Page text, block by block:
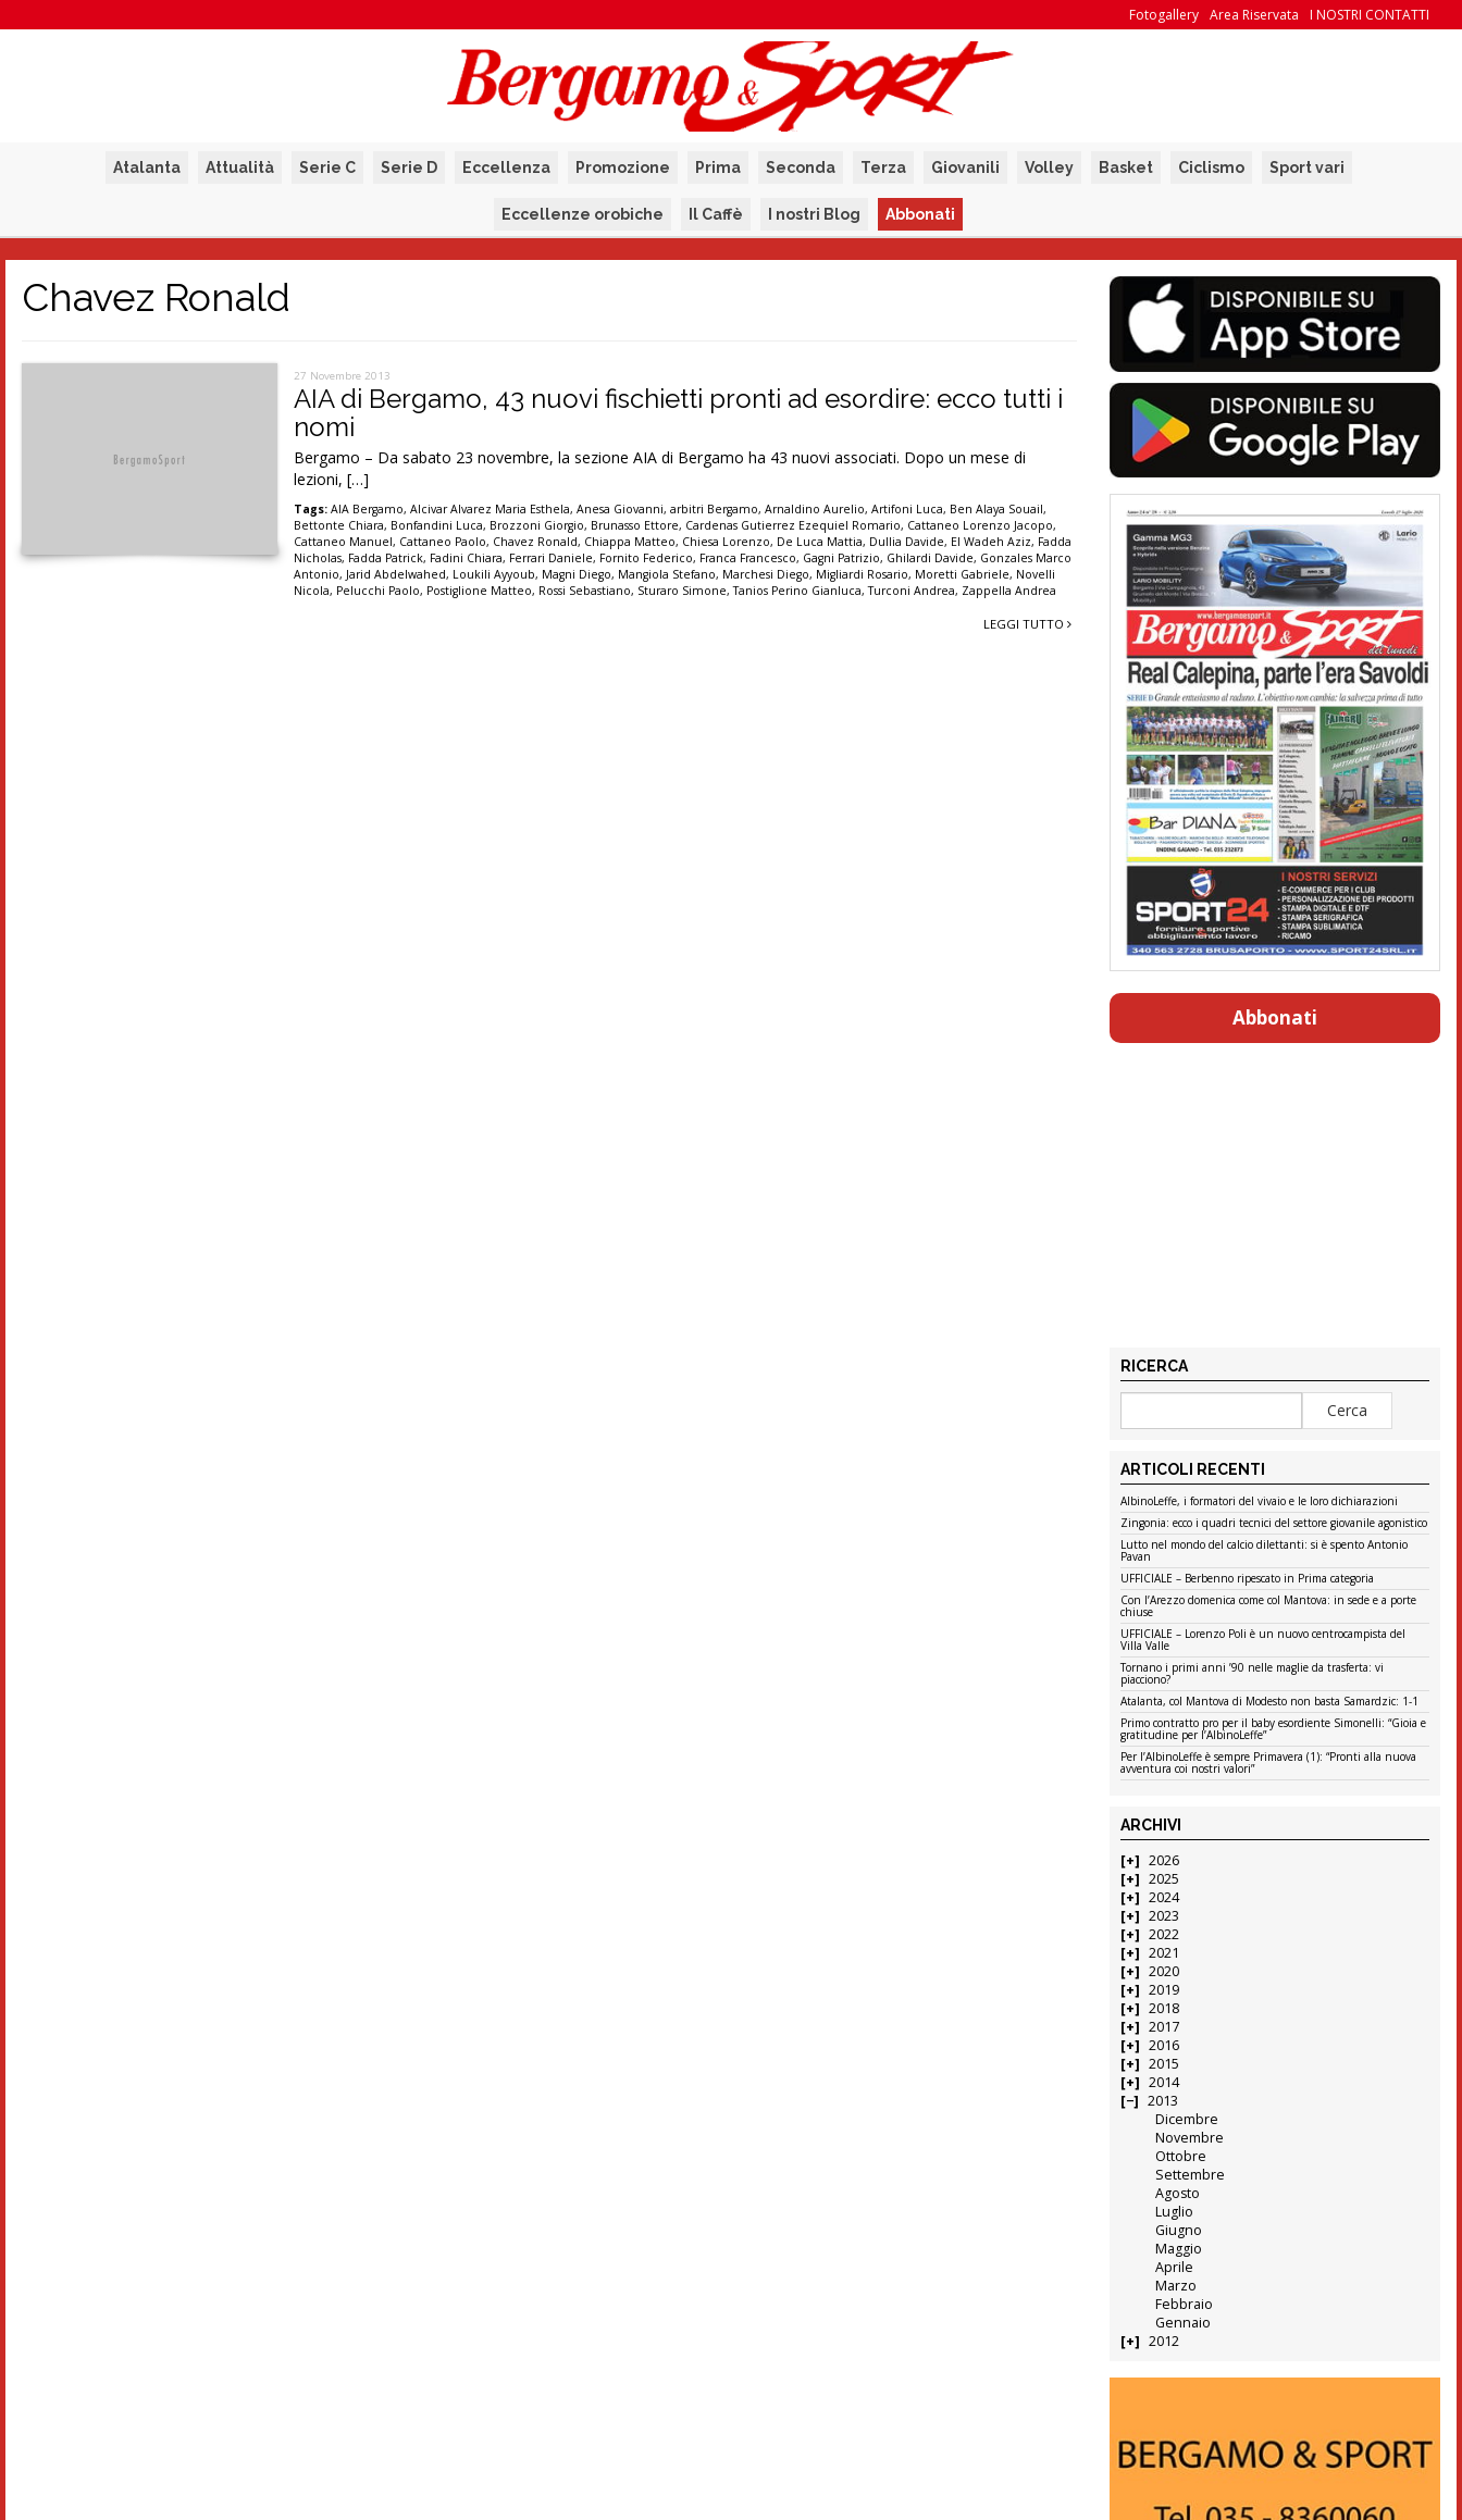
I NOSTRI CONTATTI
Area Riservata
Fotogallery
Atalanta Attualità Serie C Serie D Eccellenza Promozione Prima Seconda Terza Giovanili Volley Basket Ciclismo Sport vari
Eccellenze orobiche Il Caffè I nostri Blog Abbonati
Chavez Ronald
27 Novembre 2013
AIA di Bergamo, 43 nuovi fischietti pronti ad esordire: ecco tutti i
nomi
Bergamo – Da sabato 23 novembre, la sezione AIA di Bergamo ha 43 nuovi associati. Dopo un mese di
lezioni, […]
Tags: AIA Bergamo,Alcivar Alvarez Maria Esthela,Anesa Giovanni,arbitri Bergamo,Arnaldino Aurelio,Artifoni Luca, Ben Alaya Souail,
Bettonte Chiara, Bonfandini Luca, Brozzoni Giorgio, Brunasso Ettore, Cardenas Gutierrez Ezequiel Romario, Cattaneo Lorenzo Jacopo,
Cattaneo Manuel, Cattaneo Paolo, Chavez Ronald, Chiappa Matteo, Chiesa Lorenzo, De Luca Mattia, Dullia Davide, El Wadeh Aziz, Fadda
Nicholas, Fadda Patrick, Fadini Chiara, Ferrari Daniele, Fornito Federico, Franca Francesco, Gagni Patrizio, Ghilardi Davide, Gonzales Marco
Antonio, Jarid Abdelwahed, Loukili Ayyoub, Magni Diego, Mangiola Stefano, Marchesi Diego, Migliardi Rosario, Moretti Gabriele, Novelli
Nicola, Pelucchi Paolo, Postiglione Matteo, Rossi Sebastiano, Sturaro Simone,Tanios Perino Gianluca,Turconi Andrea, Zappella Andrea
LEGGI TUTTO
Abbonati
RICERCA
ARTICOLI RECENTI
AlbinoLeffe, i formatori del vivaio e le loro dichiarazioni
Zingonia: ecco i quadri tecnici del settore giovanile agonistico
Lutto nel mondo del calcio dilettanti: si è spento Antonio
Pavan
UFFICIALE – Berbenno ripescato in Prima categoria
Con l’Arezzo domenica come col Mantova: in sede e a porte
chiuse
UFFICIALE – Lorenzo Poli è un nuovo centrocampista del
Villa Valle
Tornano i primi anni ’90 nelle maglie da trasferta: vi
piacciono?
Atalanta, col Mantova di Modesto non basta Samardzic: 1-1
Primo contratto pro per il baby esordiente Simonelli: “Gioia e
gratitudine per l’AlbinoLeffe”
Per l’AlbinoLeffe è sempre Primavera (1): “Pronti alla nuova
avventura coi nostri valori”
ARCHIVI
2026
2025
2024
2023
2022
2021
2020
2019
2018
2017
2016
2015
2014
2013
Dicembre
Novembre
Ottobre
Settembre
Agosto
Luglio
Giugno
Maggio
Aprile
Marzo
Febbraio
Gennaio
2012